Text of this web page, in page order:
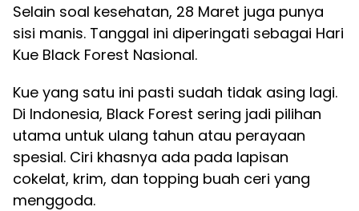
Selain soal kesehatan, 28 Maret juga punya
sisi manis. Tanggal ini diperingati sebagai Hari
Kue Black Forest Nasional.
Kue yang satu ini pasti sudah tidak asing lagi.
Di Indonesia, Black Forest sering jadi pilihan
utama untuk ulang tahun atau perayaan
spesial. Ciri khasnya ada pada lapisan
cokelat, krim, dan topping buah ceri yang
menggoda.